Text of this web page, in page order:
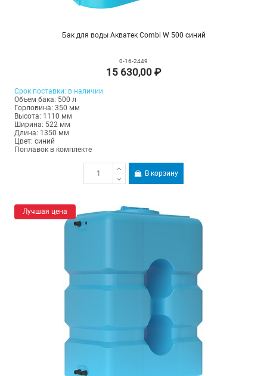
Бак для воды Акватек Combi W 500 синий
0-16-2449
15 630,00 ₽
Срок поставки: в наличии
Объем бака: 500 л
Горловина: 350 мм
Высота: 1110 мм
Ширина: 522 мм
Длина: 1350 мм
Цвет: синий
Поплавок в комплекте
В корзину
Лучшая цена